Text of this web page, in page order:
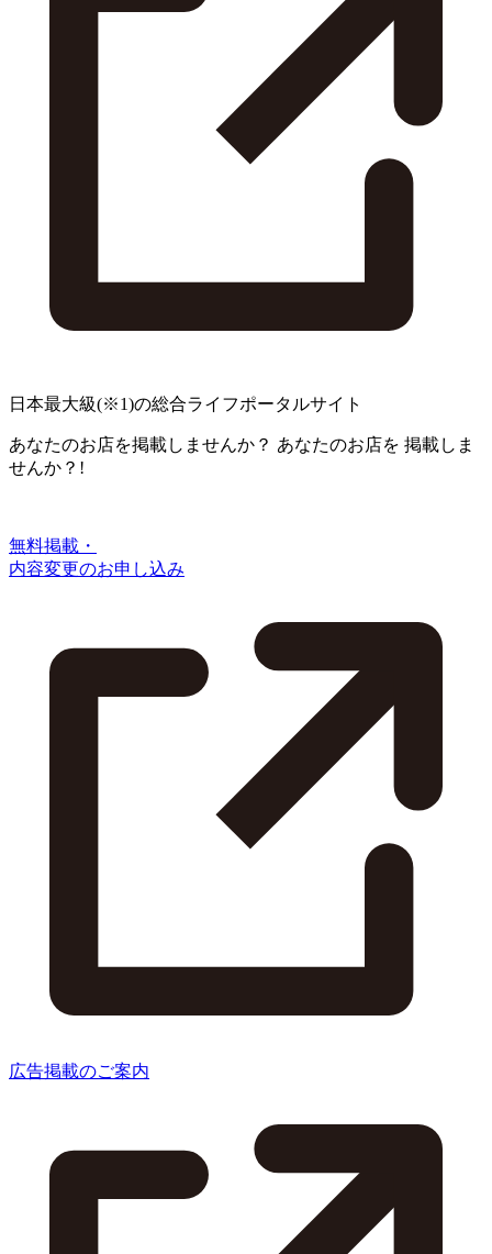
日本最大級(※1)の総合ライフポータルサイト
あなたのお店を掲載しませんか？ あなたのお店を 掲載しま
せんか？!
無料掲載・
内容変更のお申し込み
広告掲載のご案内